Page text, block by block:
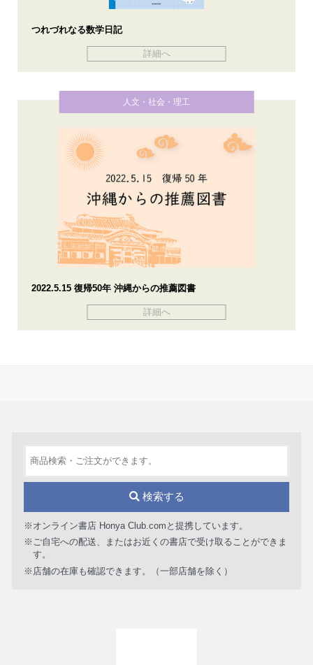
つれづれなる数学日記
詳細へ
人文・社会・理工
2022.5.15 復帰50年 沖縄からの推薦図書
詳細へ
検索する
※オンライン書店 Honya Club.comと提携しています。
※ご自宅への配送、またはお近くの書店で受け取ることができま
す。
※店舗の在庫も確認できます。（一部店舗を除く）